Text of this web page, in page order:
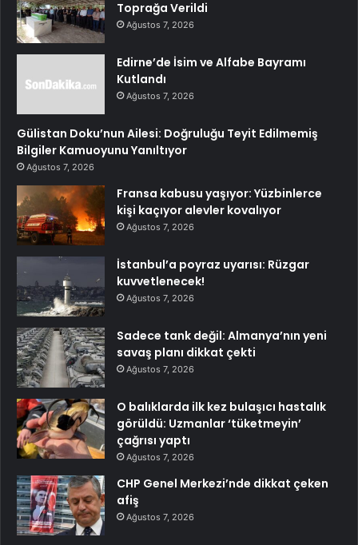
Toprağa Verildi
Ağustos 7, 2026
Edirne’de İsim ve Alfabe Bayramı
Kutlandı
Ağustos 7, 2026
Gülistan Doku’nun Ailesi: Doğruluğu Teyit Edilmemiş
Bilgiler Kamuoyunu Yanıltıyor
Ağustos 7, 2026
Fransa kabusu yaşıyor: Yüzbinlerce
kişi kaçıyor alevler kovalıyor
Ağustos 7, 2026
İstanbul’a poyraz uyarısı: Rüzgar
kuvvetlenecek!
Ağustos 7, 2026
Sadece tank değil: Almanya’nın yeni
savaş planı dikkat çekti
Ağustos 7, 2026
O balıklarda ilk kez bulaşıcı hastalık
görüldü: Uzmanlar ‘tüketmeyin’
çağrısı yaptı
Ağustos 7, 2026
CHP Genel Merkezi’nde dikkat çeken
afiş
Ağustos 7, 2026